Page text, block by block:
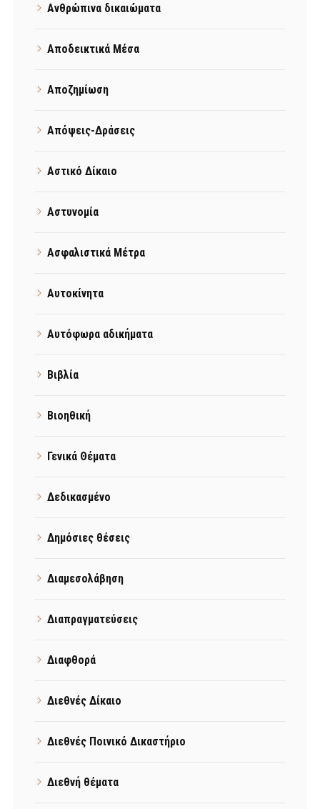
Ανθρώπινα δικαιώματα
Αποδεικτικά Μέσα
Αποζημίωση
Απόψεις-Δράσεις
Αστικό Δίκαιο
Αστυνομία
Ασφαλιστικά Μέτρα
Αυτοκίνητα
Αυτόφωρα αδικήματα
Βιβλία
Βιοηθική
Γενικά Θέματα
Δεδικασμένο
Δημόσιες θέσεις
Διαμεσολάβηση
Διαπραγματεύσεις
Διαφθορά
Διεθνές Δίκαιο
Διεθνές Ποινικό Δικαστήριο
Διεθνή θέματα